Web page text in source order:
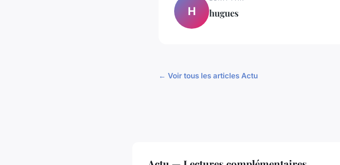
H hugues
← Voir tous les articles Actu